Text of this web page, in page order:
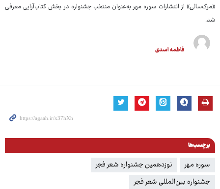
«مرگ‌سالی» از انتشارات سوره مهر به‌عنوان منتخب جشنواره در بخش کتاب‌آرایی معرفی
شد.
فاطمه اسدی
برچسب‌ها
سوره مهر
نوزدهمین جشنواره شعر فجر
جشنواره بین‌المللی شعر فجر